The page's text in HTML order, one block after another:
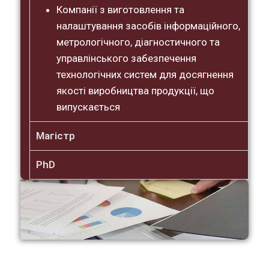
Компанії з виготовлення та
налаштування засобів інформаційного,
метрологічного, діагностичного та
управлінського забезпечення
технологічних систем для досягнення
якості виробництва продукції, що
випускається
Магістр
PhD